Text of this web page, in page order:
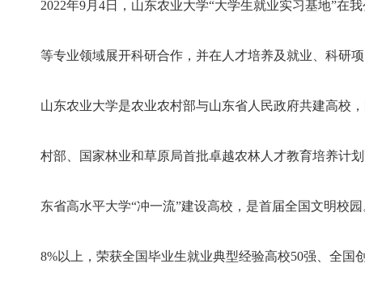
有教授、副教授1259人，中国科学院院士1人，中国工程院
年专家7人，全国专业技术杰出人才1人，国家级教学名师4人
国家级教学团队3个；山东省“一事一议”引进顶尖人才1人，
2022年9月4日，山东农业大学“大学生就业实习基地”在
等专业领域展开科研合作，并在人才培养及就业、科研
山东农业大学是农业农村部与山东省人民政府共建高校
村部、国家林业和草原局首批卓越农林人才教育培养计
东省高水平大学“冲一流”建设高校，是首届全国文明校
8%以上，荣获全国毕业生就业典型经验高校50强、全国